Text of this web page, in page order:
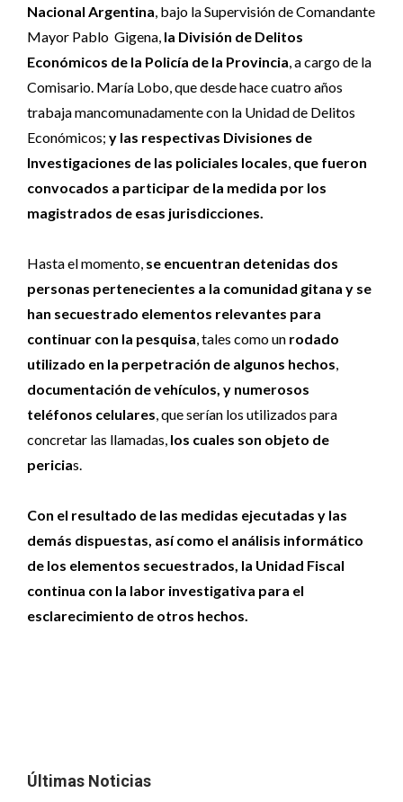
Nacional Argentina, bajo la Supervisión de Comandante
Mayor Pablo Gigena, la División de Delitos
Económicos de la Policía de la Provincia, a cargo de la
Comisario. María Lobo, que desde hace cuatro años
trabaja mancomunadamente con la Unidad de Delitos
Económicos; y las respectivas Divisiones de
Investigaciones de las policiales locales, que fueron
convocados a participar de la medida por los
magistrados de esas jurisdicciones.
Hasta el momento, se encuentran detenidas dos
personas pertenecientes a la comunidad gitana y se
han secuestrado elementos relevantes para
continuar con la pesquisa, tales como un rodado
utilizado en la perpetración de algunos hechos,
documentación de vehículos, y numerosos
teléfonos celulares, que serían los utilizados para
concretar las llamadas, los cuales son objeto de
pericias.
Con el resultado de las medidas ejecutadas y las
demás dispuestas, así como el análisis informático
de los elementos secuestrados, la Unidad Fiscal
continua con la labor investigativa para el
esclarecimiento de otros hechos.
Últimas Noticias